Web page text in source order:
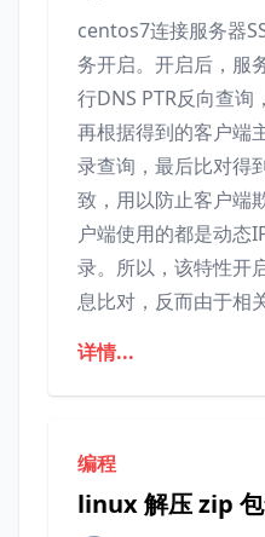
centos7连接服务器
务开启。开启后，服
行DNS PTR反向查询
再根据得到的客户端
录查询，最后比对得
致，用以防止客户端
户端使用的都是动态
录。所以，该特性开
息比对，反而由于相
详情...
编程
linux 解压 zip